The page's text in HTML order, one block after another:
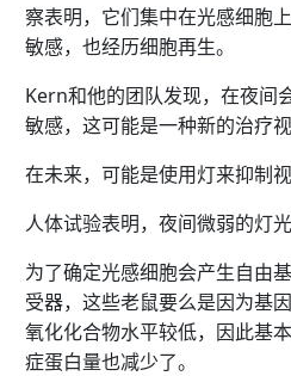
察表明，它们集中在光感细胞
敏感，也经历细胞再生。
Kern和他的团队发现，在夜间
敏感，这可能是一种新的治疗视
在未来，可能是使用灯来抑制
人体试验表明，夜间微弱的灯
为了确定光感细胞会产生自由
受器，这些老鼠要么是因为基
氧化化合物水平较低，因此基
症蛋白量也减少了。